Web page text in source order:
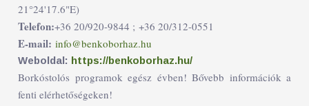
21°24'17.6"E)
Telefon:+36 20/920-9844 ; +36 20/312-0551
E-mail: info@benkoborhaz.hu
Weboldal: https://benkoborhaz.hu/
Borkóstolós programok egész évben! Bővebb információk a
fenti elérhetőségeken!